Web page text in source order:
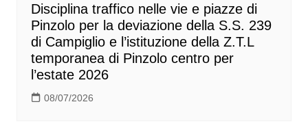
Disciplina traffico nelle vie e piazze di
Pinzolo per la deviazione della S.S. 239
di Campiglio e l’istituzione della Z.T.L
temporanea di Pinzolo centro per
l’estate 2026
08/07/2026